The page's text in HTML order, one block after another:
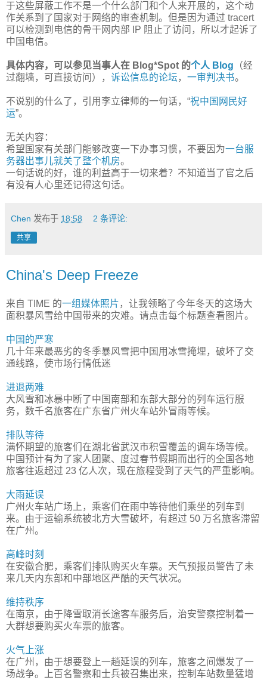
于这些屏蔽工作不是一个什么部门和个人来开展的，这个动
作关系到了国家对于网络的审查机制。但是因为通过 tracert
可以检测到电信的骨干网内部 IP 阻止了访问，所以才起诉了
中国电信。
具体内容，可以参见当事人在 Blog*Spot 的个人 Blog （经
过翻墙，可直接访问）， 诉讼信息的论坛， 一审判决书。
不说别的什么了，引用李立律师的一句话，“祝中国网民好
运”。
无关内容：
希望国家有关部门能够改变一下办事习惯，不要因为一台服
务器出事儿就关了整个机房。
一句话说的好，谁的利益高于一切来着？不知道当了官之后
有没有人心里还记得这句话。
Chen 发布于 18:58 2 条评论:
共享
China's Deep Freeze
来自 TIME 的一组媒体照片，让我领略了今年冬天的这场大
面积暴风雪给中国带来的灾难。请点击每个标题查看图片。
中国的严寒
几十年来最恶劣的冬季暴风雪把中国用冰雪掩埋，破坏了交
通线路，使市场行情低迷
进退两难
大风雪和冰暴中断了中国南部和东部大部分的列车运行服
务，数千名旅客在广东省广州火车站外冒雨等候。
排队等待
满怀期望的旅客们在湖北省武汉市积雪覆盖的调车场等候。
中国预计有为了家人团聚、度过春节假期而出行的全国各地
旅客往返超过 23 亿人次，现在旅程受到了天气的严重影响。
大雨延误
广州火车站广场上，乘客们在雨中等待他们乘坐的列车到
来。由于运输系统被北方大雪破坏，有超过 50 万名旅客滞留
在广州。
高峰时刻
在安徽合肥，乘客们排队购买火车票。天气预报员警告了未
来几天内东部和中部地区严酷的天气状况。
维持秩序
在南京，由于降雪取消长途客车服务后，治安警察控制着一
大群想要购买火车票的旅客。
火气上涨
在广州，由于想要登上一趟延误的列车，旅客之间爆发了一
场战争。上百名警察和士兵被召集出来，控制车站数量猛增